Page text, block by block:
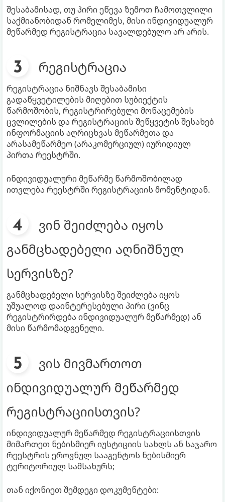
შესაბამისად, თუ პირი ეწევა ზემოთ ჩამოთვლილი
საქმიანობიდან რომელიმეს, მისი ინდივიდუალურ
მეწარმედ რეგისტრაცია სავალდებულო არ არის.
რეგისტრაცია
რეგისტრაცია ნიშნავს შესაბამისი
გადაწყვეტილების მიღებით სუბიექტის
წარმოშობის, რეგისტრირებული მონაცემების
ცვლილების და რეგისტრაციის შეწყვეტის შესახებ
ინფორმაციის აღრიცხვას მეწარმეთა და
არასამეწარმეო (არაკომერციულ) იურიდიულ
პირთა რეესტრში.
ინდივიდუალური მეწარმე წარმოშობილად
ითვლება რეესტრში რეგისტრაციის მომენტიდან.
ვინ შეიძლება იყოს
განმცხადებელი აღნიშნულ
სერვისზე?
განმცხადებელი სერვისზე შეიძლება იყოს
უშუალოდ დაინტერესებული პირი (ვინც
რეგისტრირდება ინდივიდუალურ მეწარმედ) ან
მისი წარმომადგენელი.
ვის მივმართოთ
ინდივიდუალურ მეწარმედ
რეგისტრაციისთვის?
ინდივიდუალურ მეწარმედ რეგისტრაციისთვის
მიმართეთ ნებისმიერ იუსტიციის სახლს ან საჯარო
რეესტრის ეროვნულ სააგენტოს ნებისმიერ
ტერიტორიულ სამსახურს;
თან იქონიეთ შემდეგი დოკუმენტები: